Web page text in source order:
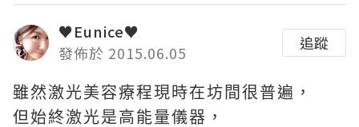
♥Eunice♥
發佈於 2015.06.05
追蹤
雖然激光美容療程現時在坊間很普遍，
但始終激光是高能量儀器，